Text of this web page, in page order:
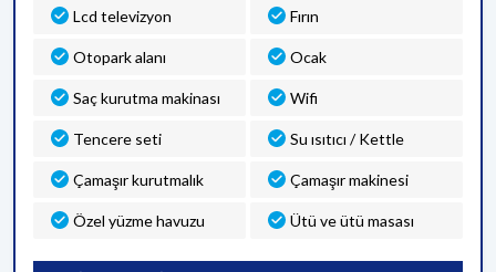
Lcd televizyon Fırın
Otopark alanı Ocak
Saç kurutma makinası Wifi
Tencere seti Su ısıtıcı / Kettle
Çamaşır kurutmalık Çamaşır makinesi
Özel yüzme havuzu Ütü ve ütü masası